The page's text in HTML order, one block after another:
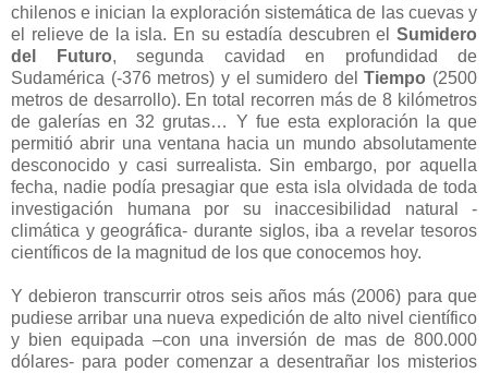
chilenos e inician la exploración sistemática de las cuevas y
el relieve de la isla. En su estadía descubren el Sumidero
del Futuro, segunda cavidad en profundidad de
Sudamérica (-376 metros) y el sumidero delTiempo (2500
metros de desarrollo). En total recorren más de 8 kilómetros
de galerías en 32 grutas… Y fue esta exploración la que
permitió abrir una ventana hacia un mundo absolutamente
desconocido y casi surrealista. Sin embargo, por aquella
fecha, nadie podía presagiar que esta isla olvidada de toda
investigación humana por su inaccesibilidad natural -
climática y geográfica- durante siglos, iba a revelar tesoros
científicos de la magnitud de los que conocemos hoy.
Y debieron transcurrir otros seis años más (2006) para que
pudiese arribar una nueva expedición de alto nivel científico
y bien equipada –con una inversión de mas de 800.000
dólares- para poder comenzar a desentrañar los misterios